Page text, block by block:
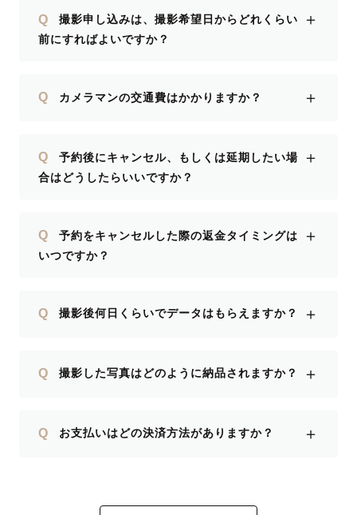
Q
撮影申し込みは、撮影希望日からどれくらい
前にすればよいですか？
＋
Q カメラマンの交通費はかかりますか？ ＋
Q
予約後にキャンセル、もしくは延期したい場
合はどうしたらいいですか？
＋
Q
予約をキャンセルした際の返金タイミングは
いつですか？
＋
Q 撮影後何日くらいでデータはもらえますか？ ＋
Q 撮影した写真はどのように納品されますか？ ＋
Q お支払いはどの決済方法がありますか？ ＋